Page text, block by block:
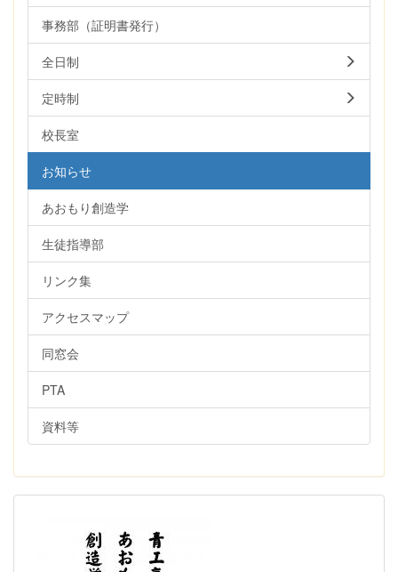
事務部（証明書発行）
全日制
定時制
校長室
お知らせ
あおもり創造学
生徒指導部
リンク集
アクセスマップ
同窓会
PTA
資料等